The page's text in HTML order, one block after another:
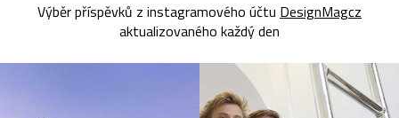
Výběr příspěvků z instagramového účtu DesignMagcz
aktualizovaného každý den